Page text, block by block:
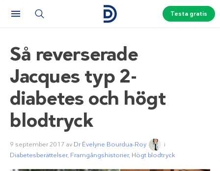
Testa gratis
Så reverserade
Jacques typ 2-
diabetes och högt
blodtryck
9 september 2017 av Dr Èvelyne Bourdua-Roy
i
Diabetesberättelser, Framgångshistorier, Högt blodtryck